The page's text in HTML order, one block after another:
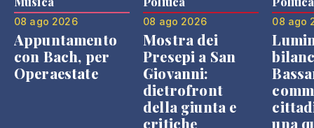
08 ago 2026
Appuntamento
con Bach, per
Operaestate
08 ago 2026
Mostra dei
Presepi a San
Giovanni:
dietrofront
della giunta e
critiche
08 ago
una